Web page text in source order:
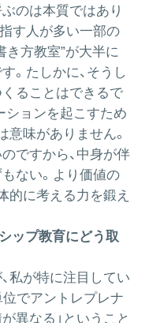
のは本質ではあり
す人が多い一部の
き方教室”が大半に
。たしかに、そうし
ることはできるで
ションを起こすため
意味がありません。
ですから、中身が伴
ない。より価値の
的に考える力を鍛え
ップ教育にどう取
私が特に注目してい
位でアントレプレナ
異なる」ということ